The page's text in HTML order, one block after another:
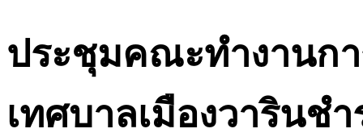
ประชุมคณะทำงานกา
เทศบาลเมืองวารินช